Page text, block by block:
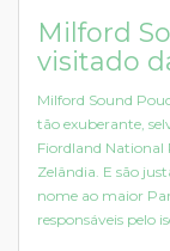
Milford
visitado
Milford Sound
tão exuberante,
Fiordland National
Zelândia. E são
nome ao maior
responsáveis pelo